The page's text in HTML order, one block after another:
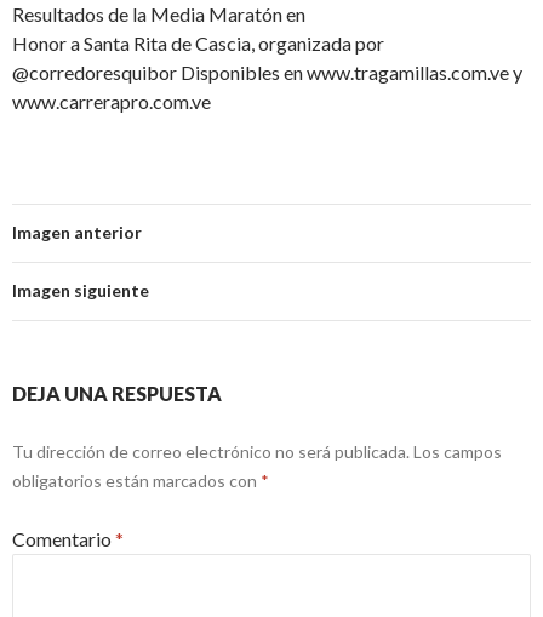
Resultados de la Media Maratón en
Honor a Santa Rita de Cascia, organizada por
@corredoresquibor Disponibles en www.tragamillas.com.ve y
www.carrerapro.com.ve
Imagen anterior
Imagen siguiente
DEJA UNA RESPUESTA
Tu dirección de correo electrónico no será publicada. Los campos
obligatorios están marcados con *
Comentario *